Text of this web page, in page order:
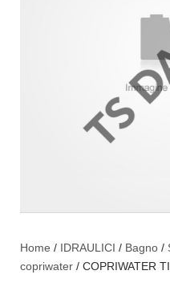
Home / IDRAULICI / Bagno /
copriwater / COPRIWATER